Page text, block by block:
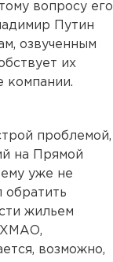
вопросу его
Путин
озвученным
их
компании.
проблемой,
на Прямой
уже не
обратить
жильем
ХМАО,
возможно,